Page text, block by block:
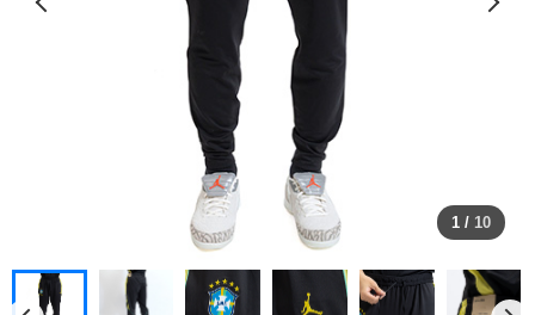
1 / 10